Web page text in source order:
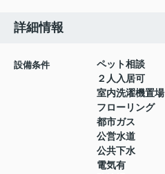
詳細情報
設備条件
ペット相談
２人入居可
室内洗濯機置場
フローリング
都市ガス
公営水道
公共下水
電気有